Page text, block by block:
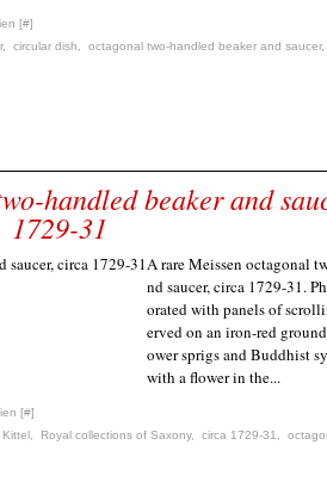
[#]
, circular dish octagonal two-handled beaker and saucer,
handled beaker and
1729-31
A rare Meissen octagonal
nd saucer, circa 1729-31.
orated with panels of
erved on an iron-red
ower sprigs and Buddhist
with a flower in the...
[#]
Kittel Royal collections of Saxony, circa 1729-31